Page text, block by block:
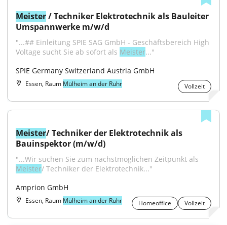
Meister / Techniker Elektrotechnik als Bauleiter
Umspannwerke m/w/d
"...## Einleitung SPIE SAG GmbH - Geschäftsbereich High
Voltage sucht Sie ab sofort als Meister..."
SPIE Germany Switzerland Austria GmbH
Essen, Raum Mülheim an der Ruhr Vollzeit
Meister/ Techniker der Elektrotechnik als
Bauinspektor (m/w/d)
Meister/ Techniker der Elektrotechnik..."
Amprion GmbH
Essen, Raum Mülheim an der Ruhr Homeoffice Vollzeit